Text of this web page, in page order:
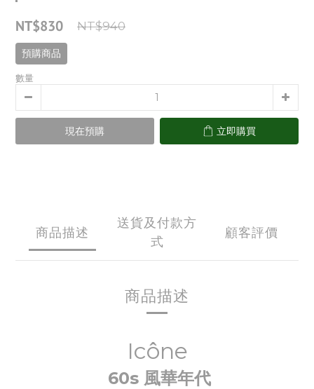
NT$830 NT$940
預購商品
數量
現在預購 立即購買
商品描述
送貨及付款方
式
顧客評價
商品描述
Icône
60s 風華年代